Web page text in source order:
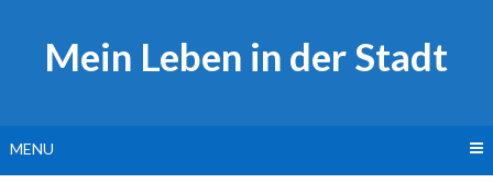
contentMein Leben in der Stadt
MENU